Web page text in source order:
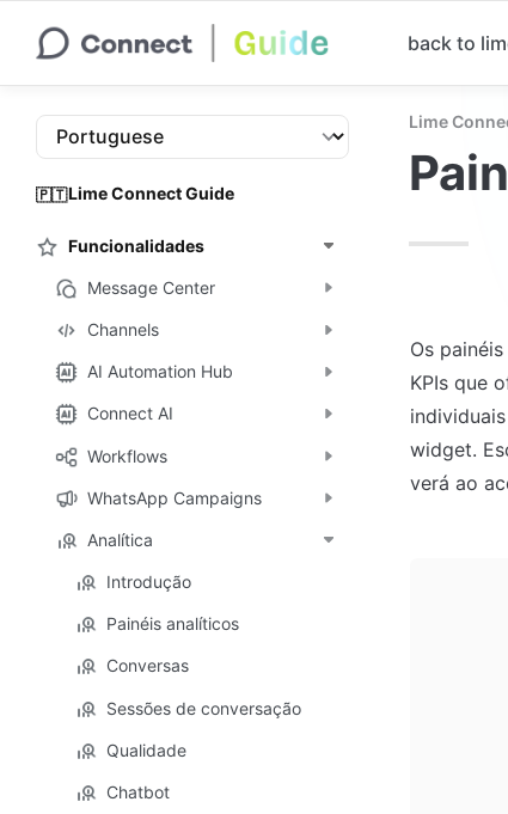
back to
🇵🇹Lime Connect Guide
Funcionalidades
Message Center
Channels
AI Automation Hub
Connect AI
Workflows
WhatsApp Campaigns
Analítica
Introdução
Painéis analíticos
Conversas
Sessões de conversação
Qualidade
Chatbot
Lime
Os
KPIs que
widget.
verá ao